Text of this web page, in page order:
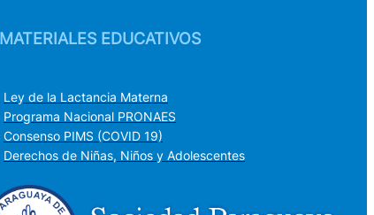
MATERIALES EDUCATIVOS
Ley de la Lactancia Materna
Programa Nacional PRONAES
Consenso PIMS (COVID 19)
Derechos de Niñas, Niños y Adolescentes